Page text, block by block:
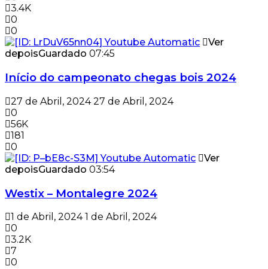
3.4K
0
0
Ver
depoisGuardado 07:45
Início do campeonato chegas bois 2024
27 de Abril, 2024 27 de Abril, 2024
0
56K
181
0
Ver
depoisGuardado 03:54
Westix – Montalegre 2024
1 de Abril, 2024 1 de Abril, 2024
0
3.2K
7
0